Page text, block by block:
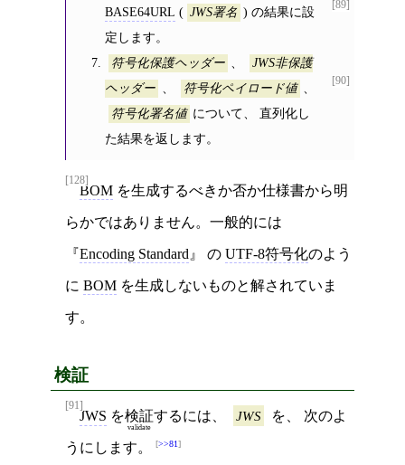
[89]
BASE64URL ( JWS署名 ) の結果に設
定します。
[90]
符号化保護ヘッダー 、
JWS非保護
ヘッダー 、 符号化ペイロード値 、
符号化署名値 について、 直列化し
た結果を返します。
[128]
BOM を生成するべきか否か仕様書から明
らかではありません。一般的には
Encoding Standard の UTF-8符号化のよう
に BOM を生成しないものと解されていま
す。
検証
[91]
JWS を検証
validate
するには、 JWS を、 次のよ
うにします。 >>81